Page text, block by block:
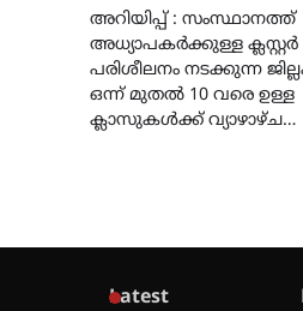
അറിയിപ്പ് : സംസ്ഥാനത്ത്
അധ്യാപകർക്കുള്ള ക്ലസ്റ്റർ
പരിശീലനം നടക്കുന്ന
ഒന്ന് മുതൽ 10 വരെ ഉള്ള
ക്ലാസുകൾക്ക് വ്യാഴാഴ്ച…
Latest